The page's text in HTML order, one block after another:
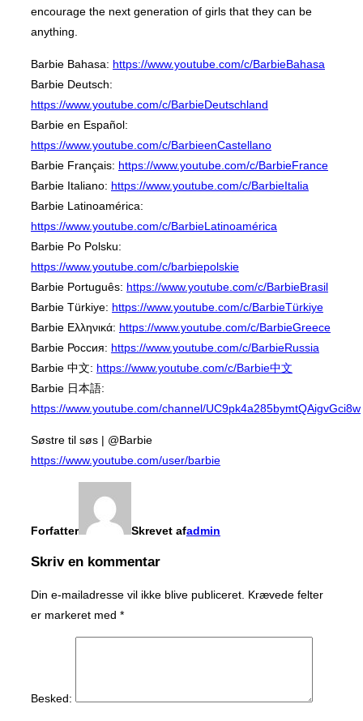
encourage the next generation of girls that they can be
anything.
Barbie Bahasa: https://www.youtube.com/c/BarbieBahasa
Barbie Deutsch:
https://www.youtube.com/c/BarbieDeutschland
Barbie en Español:
https://www.youtube.com/c/BarbieenCastellano
Barbie Français: https://www.youtube.com/c/BarbieFrance
Barbie Italiano: https://www.youtube.com/c/BarbieItalia
Barbie Latinoamérica:
https://www.youtube.com/c/BarbieLatinoamérica
Barbie Po Polsku:
https://www.youtube.com/c/barbiepolskie
Barbie Português: https://www.youtube.com/c/BarbieBrasil
Barbie Türkiye: https://www.youtube.com/c/BarbieTürkiye
Barbie Ελληνικά: https://www.youtube.com/c/BarbieGreece
Barbie Россия: https://www.youtube.com/c/BarbieRussia
Barbie 中文: https://www.youtube.com/c/Barbie中文
Barbie 日本語:
https://www.youtube.com/channel/UC9pk4a285bymtQAigvGci8w
Søstre til søs | @Barbie
https://www.youtube.com/user/barbie
Forfatter Skrevet afadmin
Skriv en kommentar
Din e-mailadresse vil ikke blive publiceret. Krævede felter
er markeret med *
Besked: